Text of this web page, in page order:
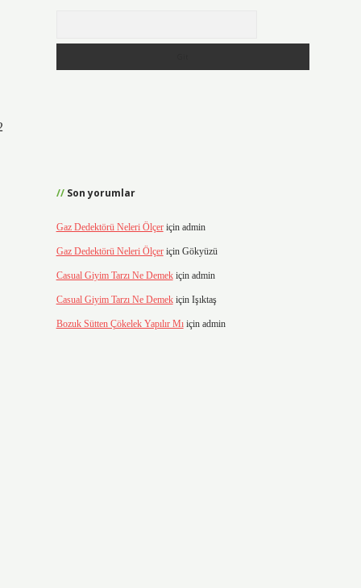
Son yorumlar
Gaz Dedektörü Neleri Ölçeriçin admin
Gaz Dedektörü Neleri Ölçeriçin Gökyüzü
Casual Giyim Tarzı Ne Demekiçin admin
Casual Giyim Tarzı Ne Demekiçin Işıktaş
Bozuk Sütten Çökelek Yapılır Mıiçin admin